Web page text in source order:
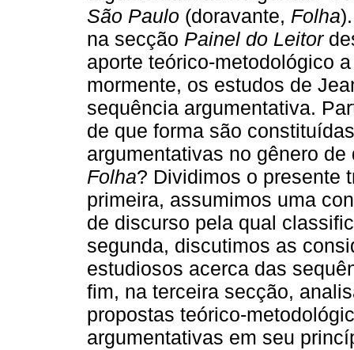
São Paulo (doravante, Folha
na secção Painel do Leitor
aporte teórico-metodológico
mormente, os estudos de
sequência argumentativa.
de que forma são
argumentativas no gênero
Folha? Dividimos o presente
primeira, assumimos uma
de discurso pela qual
segunda, discutimos as
estudiosos acerca das
fim, na terceira secção,
propostas teórico-
argumentativas em seu